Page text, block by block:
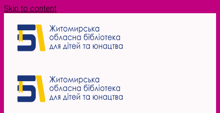
Skip to content